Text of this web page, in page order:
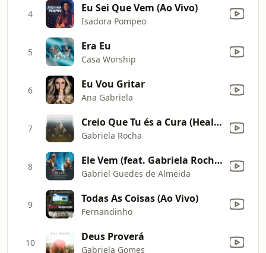
4 Eu Sei Que Vem (Ao Vivo)
Isadora Pompeo
5 Era Eu
Casa Worship
6 Eu Vou Gritar
Ana Gabriela
7 Creio Que Tu és a Cura (Healer) [Ao Vivo]
Gabriela Rocha
8 Ele Vem (feat. Gabriela Rocha) [Ao Vivo]
Gabriel Guedes de Almeida
9 Todas As Coisas (Ao Vivo)
Fernandinho
10 Deus Proverá
Gabriela Gomes